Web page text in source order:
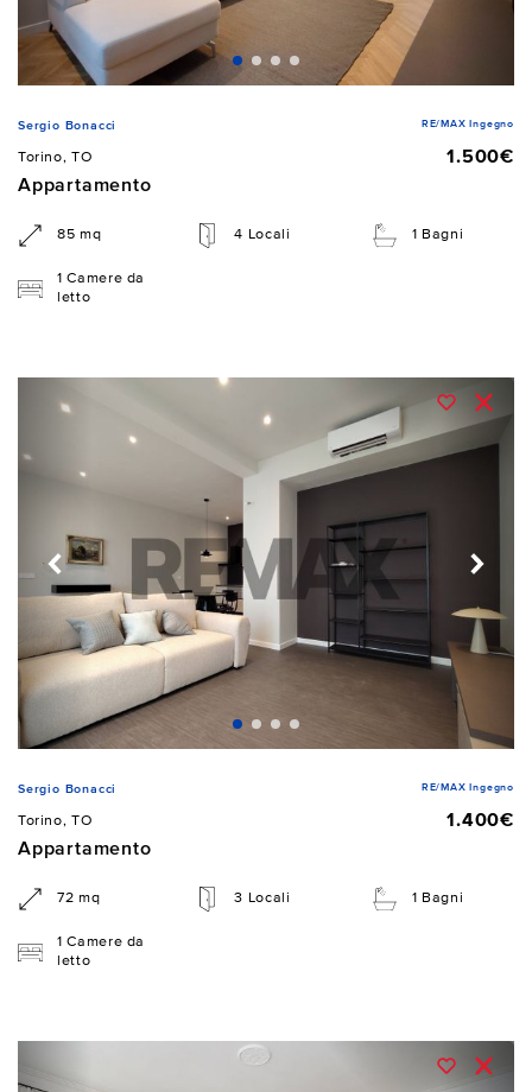
Sergio Bonacci RE/MAX Ingegno
Torino, TO
1.500€
Appartamento
85 mq 4 Locali 1 Bagni
1 Camere da
letto
Sergio Bonacci RE/MAX Ingegno
Torino, TO
1.400€
Appartamento
72 mq 3 Locali 1 Bagni
1 Camere da
letto